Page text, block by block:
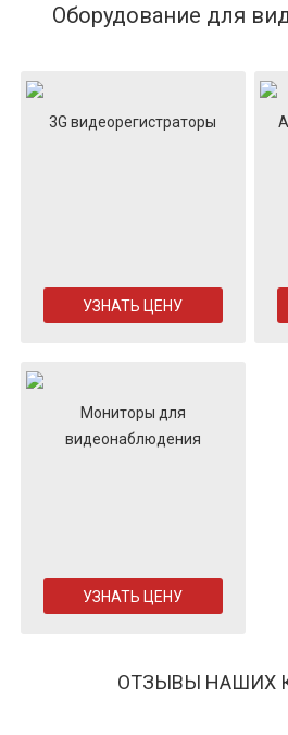
Оборудование для
3G видеорегистраторы
УЗНАТЬ ЦЕНУ
Мониторы для
видеонаблюдения
УЗНАТЬ ЦЕНУ
ОТЗЫВЫ НАШИХ